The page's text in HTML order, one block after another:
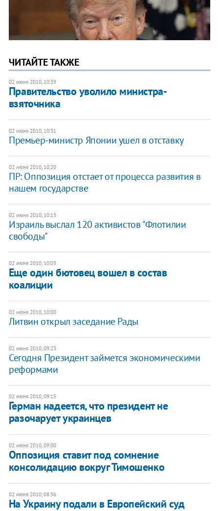
ЧИТАЙТЕ ТАКЖЕ
02 июня 2010, 10:39
Правительство уволило министра-
взяточника
02 июня 2010, 10:31
Премьер-министр Японии ушел в отставку
02 июня 2010, 10:20
ПР: Оппозиция отстает от процесса развития в
нашем государстве
02 июня 2010, 10:13
Израиль выслал 120 активистов "Флотилии
свободы"
02 июня 2010, 10:03
Еще один бютовец вошел в состав
коалиции
02 июня 2010, 10:00
Литвин открыл заседание Рады
02 июня 2010, 09:23
Сегодня Президент займется экономическими
реформами
02 июня 2010, 09:15
Герман надеется, что президент не
разочарует украинцев
02 июня 2010, 09:00
Оппозиция ставит под сомнение
консолидацию вокруг Тимошенко
02 июня 2010, 08:36
На Украину подали в Европейский суд